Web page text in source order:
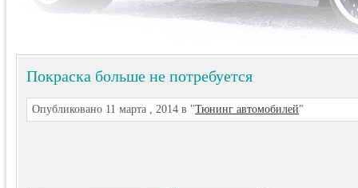
Покраска больше не потребуется
Опубликовано 11 марта , 2014 в "Тюнинг автомобилей"